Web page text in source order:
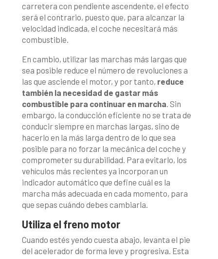
carretera con pendiente ascendente, el efecto
será el contrario, puesto que, para alcanzar la
velocidad indicada, el coche necesitará más
combustible.
En cambio, utilizar las marchas más largas que
sea posible reduce el número de revoluciones a
las que asciende el motor, y por tanto, reduce
también la necesidad de gastar más
combustible para continuar en marcha . Sin
embargo, la conducción eficiente no se trata de
conducir siempre en marchas largas, sino de
hacerlo en la más larga dentro de lo que sea
posible para no forzar la mecánica del coche y
comprometer su durabilidad. Para evitarlo, los
vehículos más recientes ya incorporan un
indicador automático que define cuál es la
marcha más adecuada en cada momento, para
que sepas cuándo debes cambiarla.
Utiliza el freno motor
Cuando estés yendo cuesta abajo, levanta el pie
del acelerador de forma leve y progresiva. Esta